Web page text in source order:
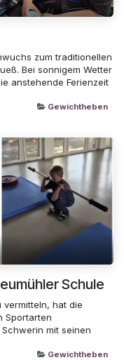
zum traditionellen
Bei sonnigem Wetter
anstehende Ferienzeit
Gewichtheben
Schule
vermitteln, hat die
Sportarten
mit seinen
Gewichtheben